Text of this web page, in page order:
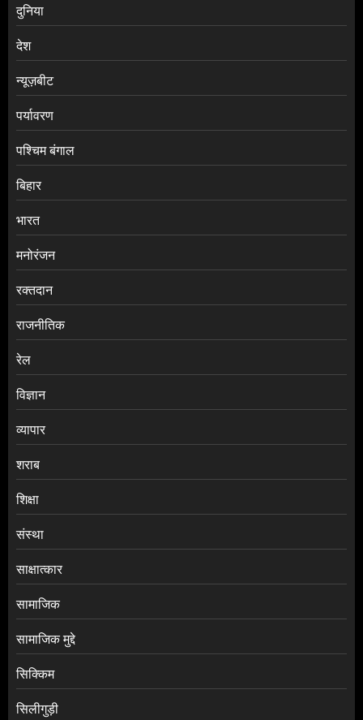
दुनिया
देश
न्यूज़बीट
पर्यावरण
पश्चिम बंगाल
बिहार
भारत
मनोरंजन
रक्तदान
राजनीतिक
रेल
विज्ञान
व्यापार
शराब
शिक्षा
संस्था
साक्षात्कार
सामाजिक
सामाजिक मुद्दे
सिक्किम
सिलीगुड़ी